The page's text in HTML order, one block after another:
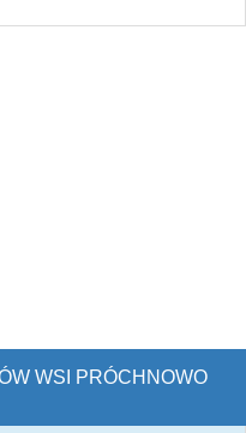
WSI PRÓCHNOWO